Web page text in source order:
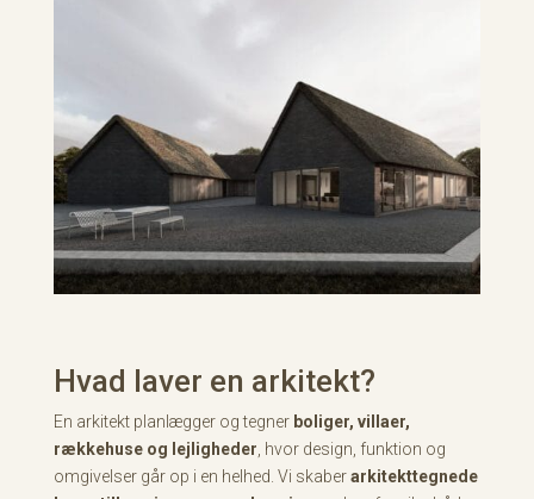
Hvad laver en arkitekt?
En arkitekt planlægger og tegner boliger, villaer,
rækkehuse og lejligheder , hvor design, funktion og
omgivelser går op i en helhed. Vi skaberarkitekttegnede